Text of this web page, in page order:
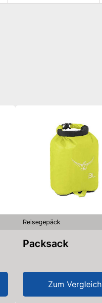
Reisegepäck
Packsack
Zum Vergleich